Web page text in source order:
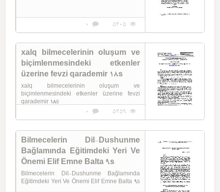
5405
0
xalq bilmecelerinin oluşum ve
biçimlenmesindeki etkenler
üzerine fevzi qarademir 18s
xalq bilmecelerinin oluşum ve
biçimlenmesindeki etkenler üzerine fevzi
qarademir 18s
5259
0
Bilmecelerin Dil-Dushunme
Bağlamında Eğitimdeki Yeri Ve
Önemi Elif Emne Balta 9s
Bilmecelerin Dil-Dushunme Bağlamında
Eğitimdeki Yeri Ve Önemi Elif Emne Balta 9s